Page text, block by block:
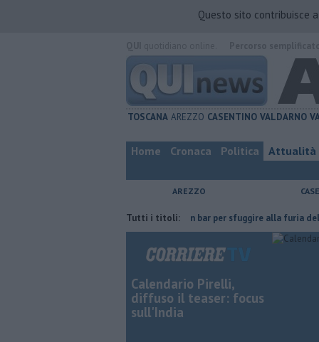
Questo sito contribuisce
TOSCANA AREZZO CASENTINO VALDARNO
Home Cronaca Politica Attualità
AREZZO
Tutti i titoli:
Nascosta in un bar per sfuggire alla furia del
Calendario Pirelli,
diffuso il teaser: focus
sull'India